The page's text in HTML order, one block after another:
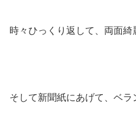
時々ひっくり返して、両面綺
そして新聞紙にあげて、ベラ